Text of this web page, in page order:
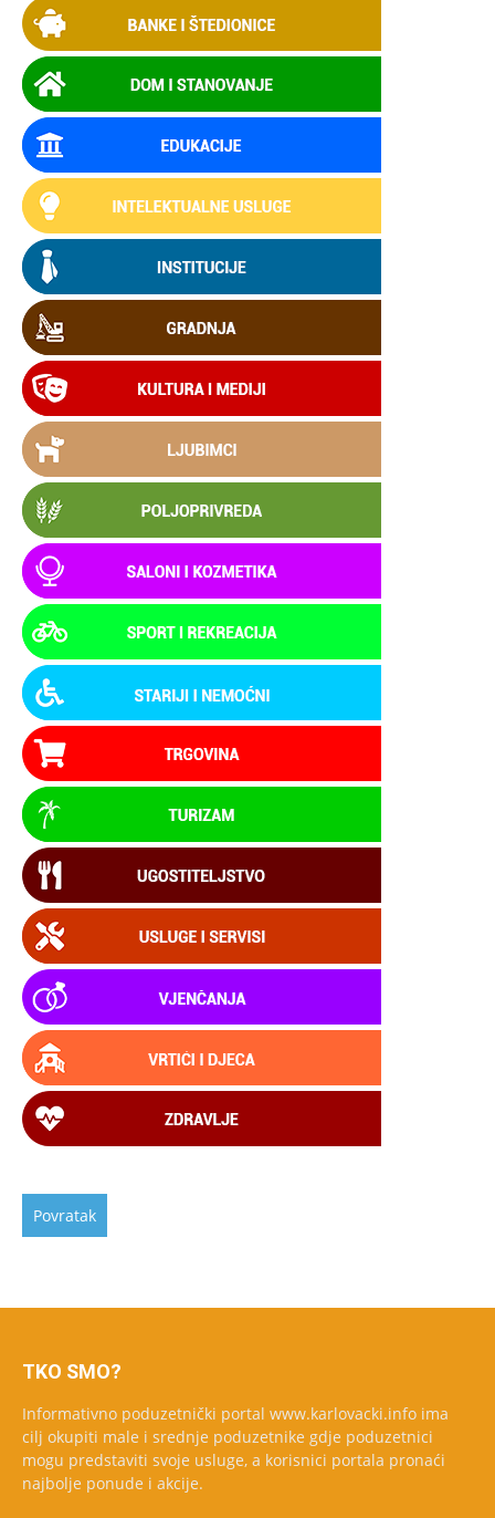
TKO SMO?
Informativno poduzetnički portal www.karlovacki.info ima
cilj okupiti male i srednje poduzetnike gdje poduzetnici
mogu predstaviti svoje usluge, a korisnici portala pronaći
najbolje ponude i akcije.